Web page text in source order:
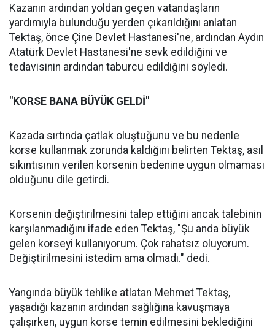
Kazanın ardından yoldan geçen vatandaşların
yardımıyla bulunduğu yerden çıkarıldığını anlatan
Tektaş, önce Çine Devlet Hastanesi'ne, ardından Aydın
Atatürk Devlet Hastanesi'ne sevk edildiğini ve
tedavisinin ardından taburcu edildiğini söyledi.
"KORSE BANA BÜYÜK GELDİ"
Kazada sırtında çatlak oluştuğunu ve bu nedenle
korse kullanmak zorunda kaldığını belirten Tektaş, asıl
sıkıntısının verilen korsenin bedenine uygun olmaması
olduğunu dile getirdi.
Korsenin değiştirilmesini talep ettiğini ancak talebinin
karşılanmadığını ifade eden Tektaş, "Şu anda büyük
gelen korseyi kullanıyorum. Çok rahatsız oluyorum.
Değiştirilmesini istedim ama olmadı." dedi.
Yangında büyük tehlike atlatan Mehmet Tektaş,
yaşadığı kazanın ardından sağlığına kavuşmaya
çalışırken, uygun korse temin edilmesini beklediğini